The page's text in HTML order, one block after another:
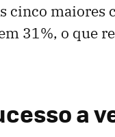
cinco maiores
31%, o que
a